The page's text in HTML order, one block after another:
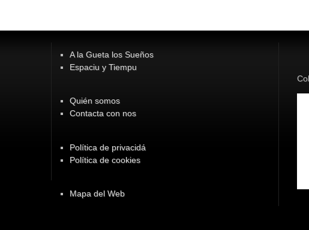
A la Gueta los Sueños
Espaciu y Tiempu
Quién somos
Contacta con nos
Política de privacidá
Política de cookies
Mapa del Web